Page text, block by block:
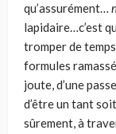
qu’assurément…
lapidaire…c’est
tromper de
formules
joute, d’une
d’être un tant
sûrement, à